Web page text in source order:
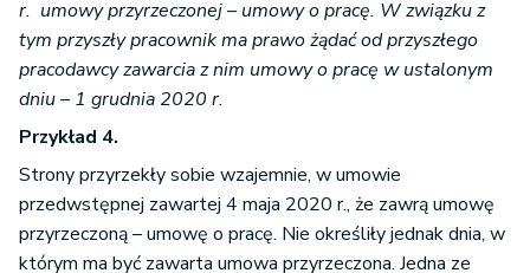
r. umowy przyrzeczonej – umowy o pracę. W związku z
tym przyszły pracownik ma prawo żądać od przyszłego
pracodawcy zawarcia z nim umowy o pracę w ustalonym
dniu – 1 grudnia 2020 r.
Przykład 4.
Strony przyrzekły sobie wzajemnie, w umowie
przedwstępnej zawartej 4 maja 2020 r., że zawrą umowę
przyrzeczoną – umowę o pracę. Nie określiły jednak dnia, w
którym ma być zawarta umowa przyrzeczona. Jedna ze